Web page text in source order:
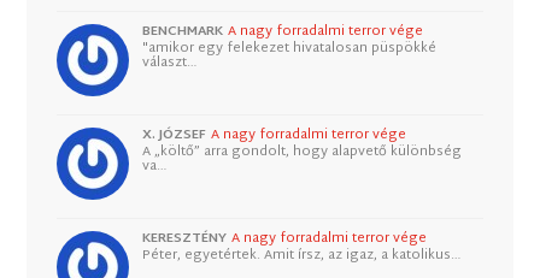
BENCHMARK A nagy forradalmi terror vége
"amikor egy felekezet hivatalosan püspökké
választ…
X. JÓZSEF A nagy forradalmi terror vége
A „költő” arra gondolt, hogy alapvető különbség
va…
KERESZTÉNY A nagy forradalmi terror vége
Péter, egyetértek. Amit írsz, az igaz, a katolikus…